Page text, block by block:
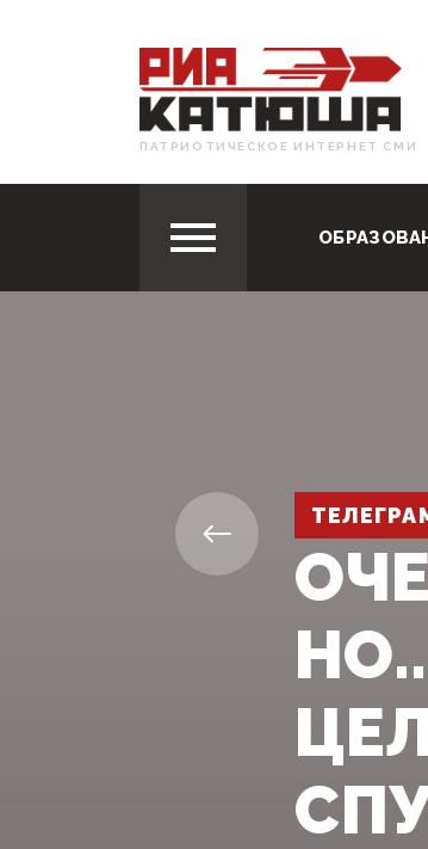
ПАТРИОТИЧЕСКОЕ ИНТЕРНЕТ СМИ